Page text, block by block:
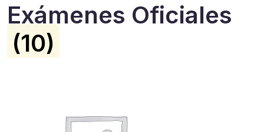
Exámenes Oficiales
(10)